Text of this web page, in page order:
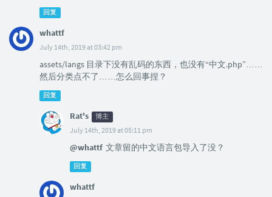
回复
whattf
July 14th, 2019 at 03:42 pm
assets/langs 目录下没有乱码的东西，也没有“中文.php”……
然后分类点不了……怎么回事捏？
回复
Rat's 博主
July 14th, 2019 at 05:11 pm
@whattf 文章留的中文语言包导入了没？
回复
whattf